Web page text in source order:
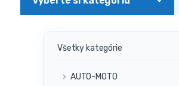
Všetky kategórie
AUTO-MOTO